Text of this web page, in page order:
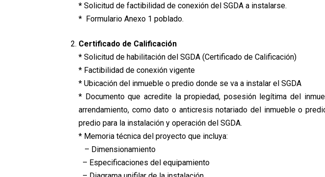
* Solicitud de factibilidad de conexión del SGDA a instalarse.
* Formulario Anexo 1 poblado.
Certificado de Calificación
* Solicitud de habilitación del SGDA (Certificado de Calificación)
* Factibilidad de conexión vigente
* Ubicación del inmueble o predio donde se va a instalar el SGDA
* Documento que acredite la propiedad, posesión legítima del
arrendamiento, como dato o anticresis notariado del inmueble o
predio para la instalación y operación del SGDA.
* Memoria técnica del proyecto que incluya:
– Dimensionamiento
– Especificaciones del equipamiento